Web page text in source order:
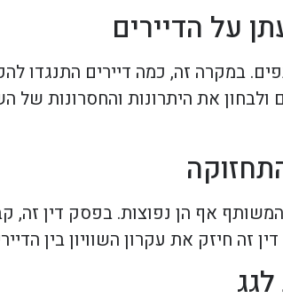
על הדיירים
במקרה זה, כמה דיירים התנגדו
ולבחון את היתרונות והחסרונות
אף הן נפוצות. בפסק דין זה,
חיזק את עקרון השוויון בין